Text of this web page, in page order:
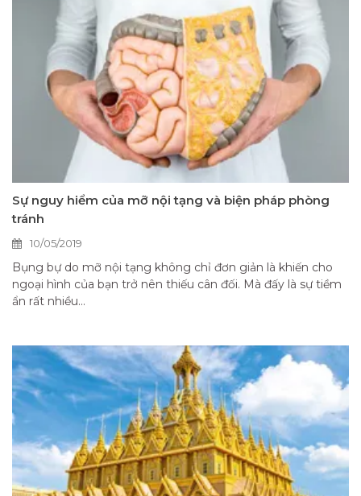
Sự nguy hiểm của mỡ nội tạng và biện pháp phòng
tránh
10/05/2019
Bụng bự do mỡ nội tạng không chỉ đơn giản là khiến cho
ngoại hình của bạn trở nên thiếu cân đối. Mà đấy là sự tiềm
ẩn rất nhiều...